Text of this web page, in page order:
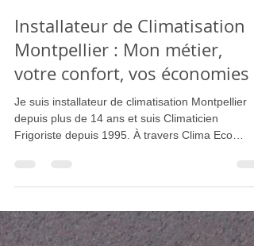
29 avr. 2025
3 min de lecture
Installateur de Climatisation
Montpellier : Mon métier,
votre confort, vos économies
Je suis installateur de climatisation Montpellier
Concept, j’apporte à chaque client un confort sur
optimisée et un accompagnement personnalisé.
Mon métier va bien au-delà de l'installation : il